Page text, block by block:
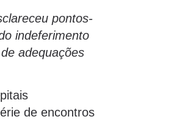
pontos-
indeferimento
adequações
de encontros